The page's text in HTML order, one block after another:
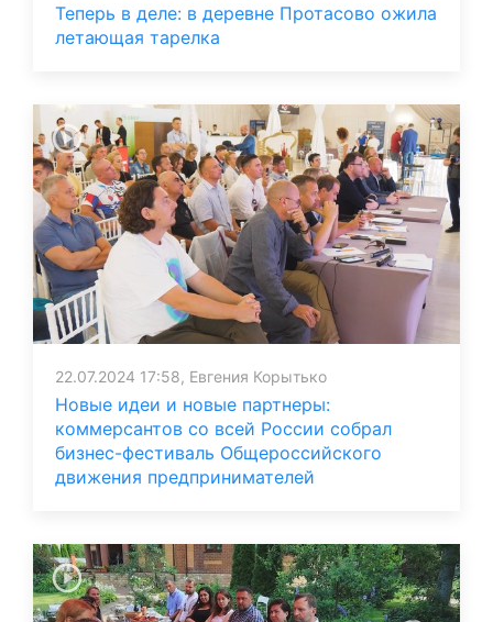
Теперь в деле: в деревне Протасово ожила
летающая тарелка
22.07.2024 17:58, Евгения Корытько
Новые идеи и новые партнеры:
коммерсантов со всей России собрал
бизнес-фестиваль Общероссийского
движения предпринимателей